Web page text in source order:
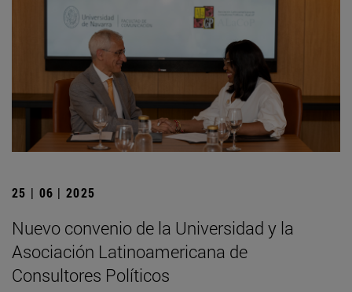
25 | 06 | 2025
Nuevo convenio de la Universidad y la
Asociación Latinoamericana de
Consultores Políticos